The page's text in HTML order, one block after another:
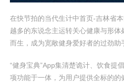
在快节拍的当代生计中首页-吉林省
越多的东说念主运转关心健康与形体
而生，成为宽敞健身爱好者的过劲助
“健身宝典”App集清楚诡计、饮食提
项功能于一体，为用户提供全标的的